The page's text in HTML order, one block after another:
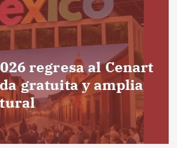
regresa al Cenart
gratuita y amplia